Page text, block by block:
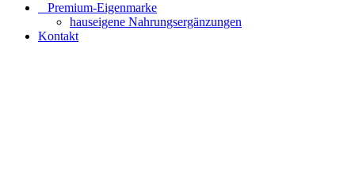
⠀​Premium-Eigenmarke
hauseigene Nahrungsergänzungen
Kontakt